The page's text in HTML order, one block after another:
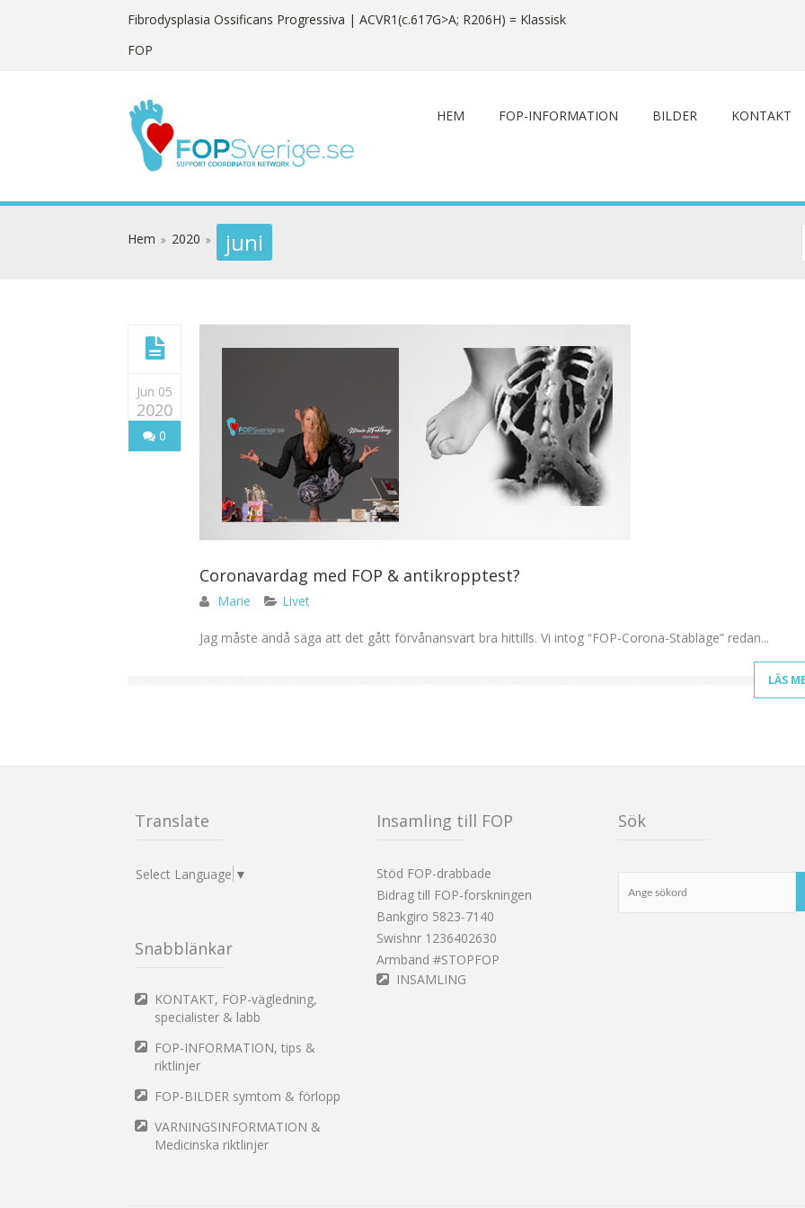
Fibrodysplasia Ossificans Progressiva | ACVR1(c.617G>A; R206H) = Klassisk
FOP
HEM FOP-INFORMATION BILDER KONTAKT
Hem 2020 juni
Jun 05
2020
0
Coronavardag med FOP & antikropptest?
Marie Livet
Jag måste ändå säga att det gått förvånansvärt bra hittills. Vi intog “FOP-Corona-Stabläge” redan...
LÄS
Translate
Select Language ▼
Snabblänkar
KONTAKT, FOP-vägledning,
specialister & labb
FOP-INFORMATION, tips &
riktlinjer
FOP-BILDER symtom & förlopp
VARNINGSINFORMATION &
Medicinska riktlinjer
Insamling till FOP
Stöd FOP-drabbade
Bidrag till FOP-forskningen
Bankgiro 5823-7140
Swishnr 1236402630
Armband #STOPFOP
INSAMLING
Sök